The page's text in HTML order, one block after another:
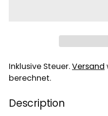
Inklusive Steuer.Versand
berechnet.
Description